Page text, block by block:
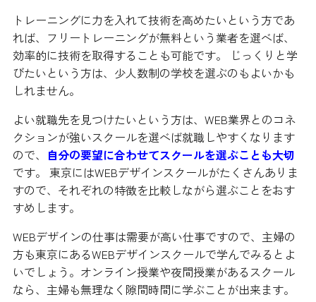
トレーニングに力を入れて技術を高めたいという方であ
れば、フリートレーニングが無料という業者を選べば、
効率的に技術を取得することも可能です。 じっくりと学
びたいという方は、少人数制の学校を選ぶのもよいかも
しれません。
よい就職先を見つけたいという方は、WEB業界とのコネ
クションが強いスクールを選べば就職しやすくなります
ので、
自分の要望に合わせてスクールを選ぶことも大切
です。 東京にはWEBデザインスクールがたくさんありま
すので、それぞれの特徴を比較しながら選ぶことをおす
すめします。
WEBデザインの仕事は需要が高い仕事ですので、主婦の
方も東京にあるWEBデザインスクールで学んでみるとよ
いでしょう。オンライン授業や夜間授業があるスクール
なら、主婦も無理なく隙間時間に学ぶことが出来ます。